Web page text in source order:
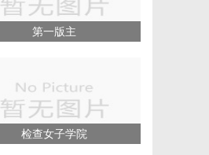
第一版主
检查女子学院